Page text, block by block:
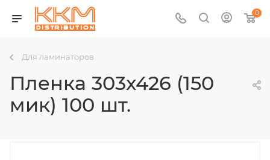
0
Для ламинаторов
Пленка 303х426 (150
мик) 100 шт.